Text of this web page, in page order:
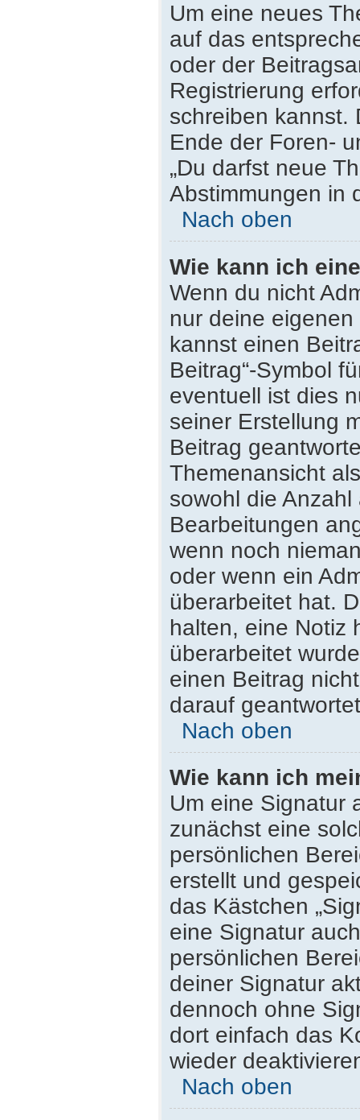
Um eine neues
auf das
oder der
Registrierung
schreiben kannst.
Ende der Foren-
„Du darfst neue
Abstimmungen in
Nach oben
Wie kann ich
Wenn du nicht
nur deine
kannst einen
Beitrag“-Symbol
eventuell ist dies
seiner Erstellung
Beitrag
Themenansicht
sowohl die
Bearbeitungen
wenn noch
oder wenn ein
überarbeitet hat.
halten, eine Notiz
überarbeitet
einen Beitrag
darauf
Nach oben
Wie kann ich
Um eine Signatur
zunächst eine
persönlichen
erstellt und
das Kästchen
eine Signatur
persönlichen
deiner Signatur
dennoch ohne
dort einfach das
wieder
Nach oben